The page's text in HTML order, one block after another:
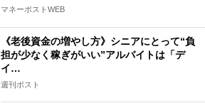
マネーポストWEB
《老後資金の増やし方》シニアにとって“負
担が少なく稼ぎがいい”アルバイトは「デ
イ…
週刊ポスト